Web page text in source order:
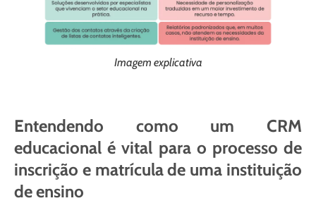
Imagem explicativa
Entendendo como um CRM
educacional é vital para o processo de
inscrição e matrícula de uma instituição
de ensino